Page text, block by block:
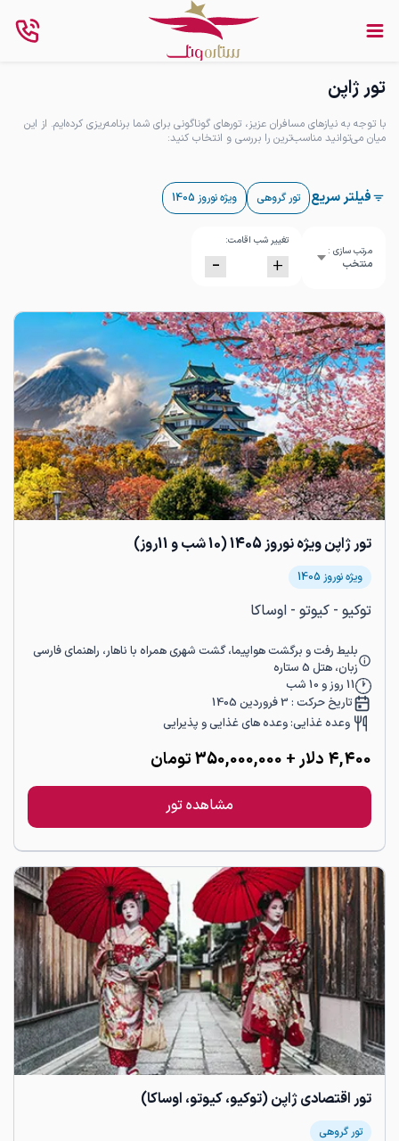
تور ژاپن
با توجه به نیازهای مسافران عزیز، تورهای گوناگونی برای شما برنامه‌ریزی کرده‌ایم. از این
میان می‌توانید مناسب‌ترین را بررسی و انتخاب کنید:
فیلتر سریع تور گروهی ویژه نوروز 1405
مرتب سازی :
منتخب
تغییر شب اقامت:
+
-
تور ژاپن ویژه نوروز 1405 (10 شب و 11روز)
ویژه نوروز 1405
توکیو - کیوتو - اوساکا
بلیط رفت و برگشت هواپیما، گشت شهری همراه با ناهار، راهنمای فارسی
زبان، هتل 5 ستاره
11 روز و 10 شب
تاریخ حرکت : 3 فروردین 1405
وعده غذایی:وعده های غذایی و پذیرایی
4,400 دلار+ 350,000,000 تومان
مشاهده تور
تور اقتصادی ژاپن (توکیو، کیوتو، اوساکا)
تور گروهی